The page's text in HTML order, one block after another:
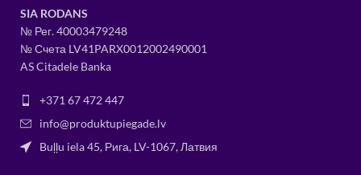
SIA RODANS
№ Рег.40003479248
№ Счета LV41PARX0012002490001
AS Citadele Banka
+371 67 472 447
info@produktupiegade.lv
Buļļu iela 45, Рига, LV-1067, Латвия